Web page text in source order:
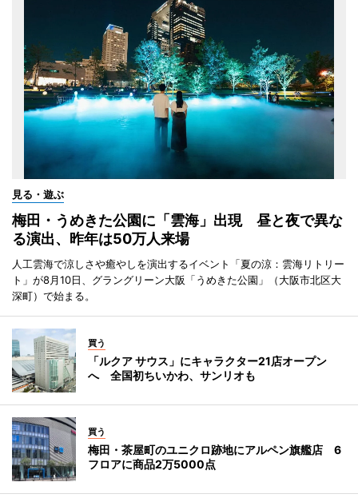
見る・遊ぶ
梅田・うめきた公園に「雲海」出現 昼と夜で異な
る演出、昨年は50万人来場
人工雲海で涼しさや癒やしを演出するイベント「夏の涼：雲海リトリー
ト」が8月10日、グラングリーン大阪「うめきた公園」（大阪市北区大
深町）で始まる。
買う
「ルクア サウス」にキャラクター21店オープン
へ 全国初ちいかわ、サンリオも
買う
梅田・茶屋町のユニクロ跡地にアルペン旗艦店 6
フロアに商品2万5000点